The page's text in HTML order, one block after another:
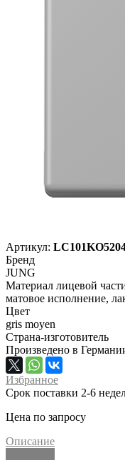
Артикул:
Бренд
JUNG
Материал лицевой
матовое исполнение,
Цвет
gris moyen
Страна-изготовитель
Произведено в
Избранное
Срок поставки 2-6
Цена по запросу
Описание